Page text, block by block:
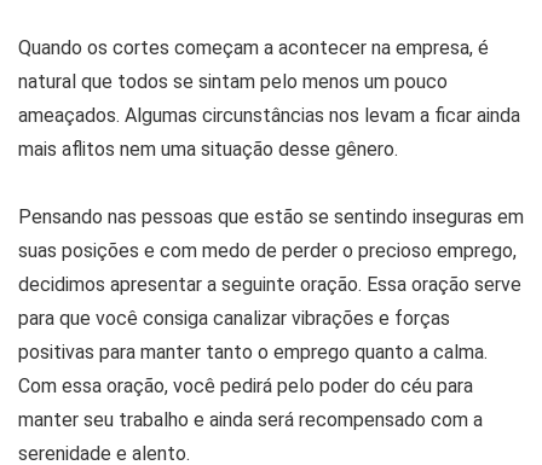
Quando os cortes começam a acontecer na empresa, é
natural que todos se sintam pelo menos um pouco
ameaçados. Algumas circunstâncias nos levam a ficar ainda
mais aflitos nem uma situação desse gênero.
Pensando nas pessoas que estão se sentindo inseguras em
suas posições e com medo de perder o precioso emprego,
decidimos apresentar a seguinte oração. Essa oração serve
para que você consiga canalizar vibrações e forças
positivas para manter tanto o emprego quanto a calma.
Com essa oração, você pedirá pelo poder do céu para
manter seu trabalho e ainda será recompensado com a
serenidade e alento.